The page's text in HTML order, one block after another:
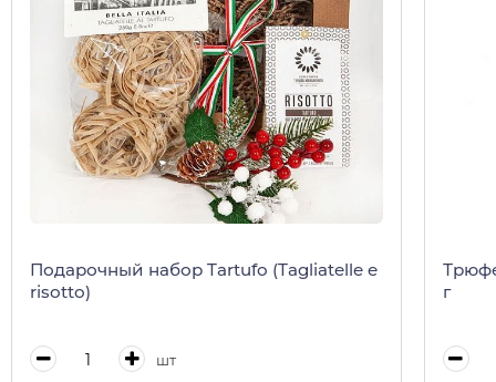
Подарочный набор Tartufo (Tagliatelle e
risotto)
шт
г